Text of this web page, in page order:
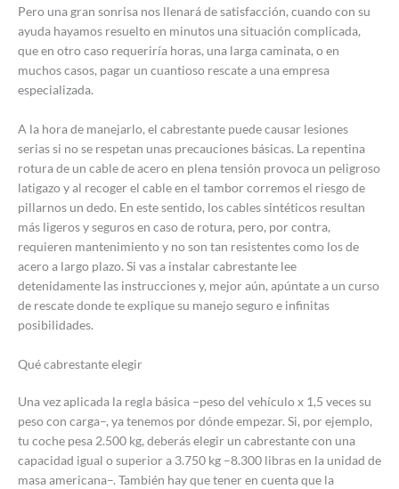
Pero una gran sonrisa nos llenará de satisfacción, cuando con su
ayuda hayamos resuelto en minutos una situación complicada,
que en otro caso requeriría horas, una larga caminata, o en
muchos casos, pagar un cuantioso rescate a una empresa
especializada.
A la hora de manejarlo, el cabrestante puede causar lesiones
serias si no se respetan unas precauciones básicas. La repentina
rotura de un cable de acero en plena tensión provoca un peligroso
latigazo y al recoger el cable en el tambor corremos el riesgo de
pillarnos un dedo. En este sentido, los cables sintéticos resultan
más ligeros y seguros en caso de rotura, pero, por contra,
requieren mantenimiento y no son tan resistentes como los de
acero a largo plazo. Si vas a instalar cabrestante lee
detenidamente las instrucciones y, mejor aún, apúntate a un curso
de rescate donde te explique su manejo seguro e infinitas
posibilidades.
Qué cabrestante elegir
Una vez aplicada la regla básica –peso del vehículo x 1,5 veces su
peso con carga–, ya tenemos por dónde empezar. Si, por ejemplo,
tu coche pesa 2.500 kg, deberás elegir un cabrestante con una
capacidad igual o superior a 3.750 kg –8.300 libras en la unidad de
masa americana–. También hay que tener en cuenta que la